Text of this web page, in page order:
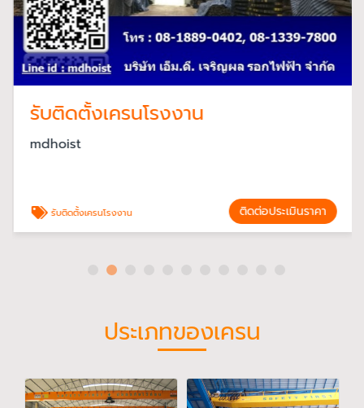
รับติดตั้งเครนโรงงาน
mdhoist
รับติดตั้งเครนโรงงาน ติดต่อประเมินราคา
ประเภทของเครน